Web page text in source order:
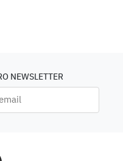
NEWSLETTER